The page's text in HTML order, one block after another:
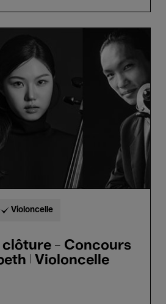
Violoncelle
clôture - Concours
| Violoncelle